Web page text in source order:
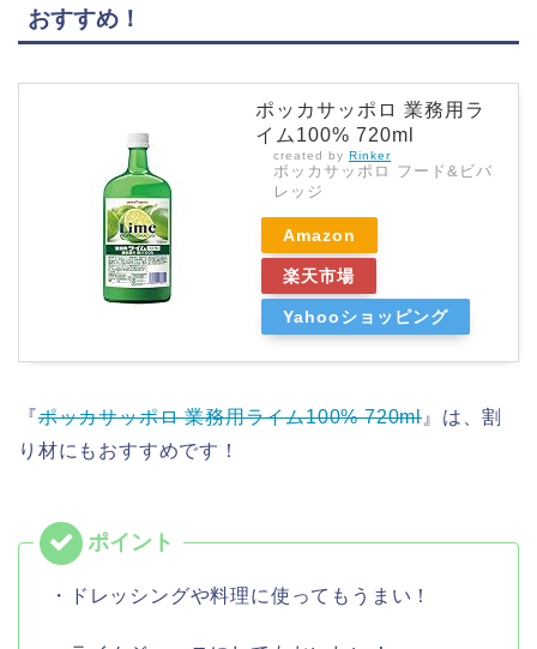
おすすめ！
ポッカサッポロ 業務用ラ
イム100% 720ml
created by Rinker
ポッカサッポロ フード&ビバ
レッジ
Amazon
楽天市場
Yahooショッピング
『ポッカサッポロ 業務用ライム100% 720ml 』は、割
り材にもおすすめです！
・ドレッシングや料理に使ってもうまい！